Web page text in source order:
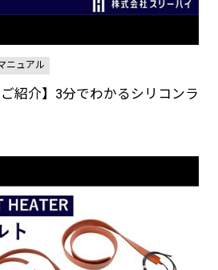
ニュアル
紹介】3分でわかるシリコンラ